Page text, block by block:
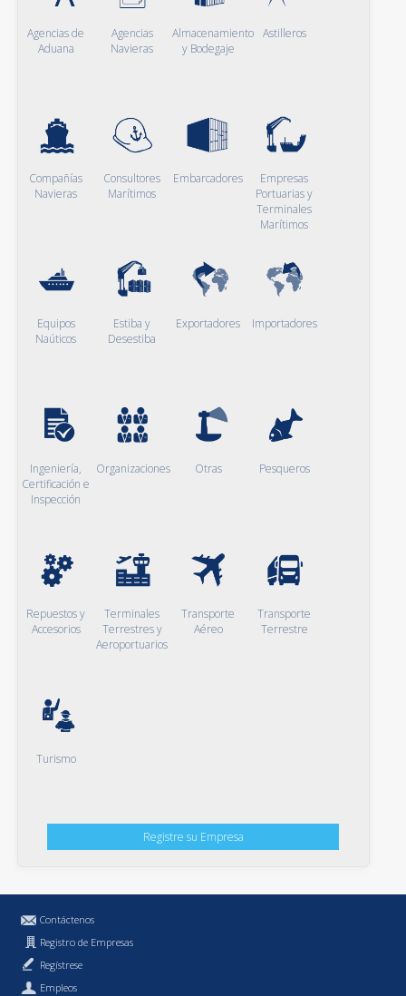
Agencias de
Aduana
Agencias
Navieras
Almacenamiento
y Bodegaje
Astilleros
Compañías
Navieras
Consultores
Marítimos
Embarcadores
Empresas
Portuarias y
Terminales
Marítimos
Equipos
Naúticos
Estiba y
Desestiba
Exportadores Importadores
Ingeniería,
Certificación e
Inspección
Organizaciones Otras Pesqueros
Repuestos y
Accesorios
Terminales
Terrestres y
Aeroportuarios
Transporte
Aéreo
Transporte
Terrestre
Turismo
Registre su Empresa
Contáctenos
Registro de Empresas
Regístrese
Empleos